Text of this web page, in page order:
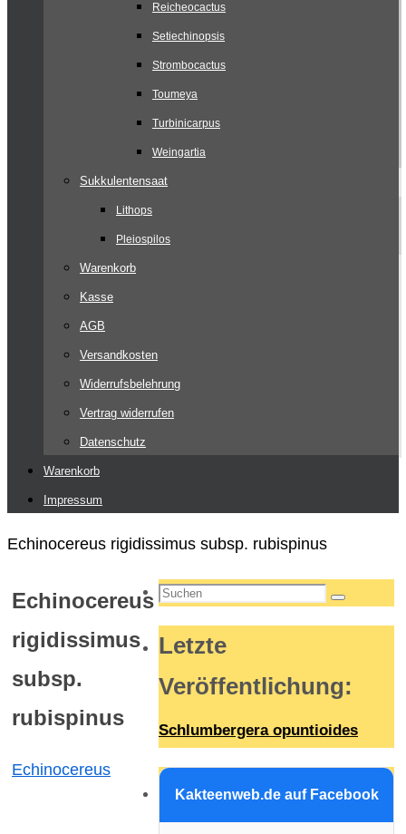
Reicheocactus
Setiechinopsis
Strombocactus
Toumeya
Turbinicarpus
Weingartia
Sukkulentensaat
Lithops
Pleiospilos
Warenkorb
Kasse
AGB
Versandkosten
Widerrufsbelehrung
Vertrag widerrufen
Datenschutz
Warenkorb
Impressum
Start
Echinocereus rigidissimus subsp. rubispinus
Echinocereus
rigidissimus
subsp.
rubispinus
Echinocereus
Suchen
Suchen
Letzte
Veröffentlichung:
Schlumbergera opuntioides
Kakteenweb.de auf Facebook